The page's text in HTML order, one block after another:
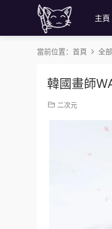
主頁
當前位置： 首頁 全
韓國畫師
二次元